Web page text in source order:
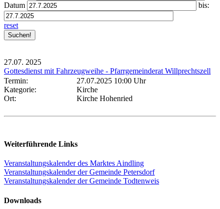
Datum
bis:
reset
27.07. 2025
Gottesdienst mit Fahrzeugweihe - Pfarrgemeinderat Willprechtszell
Termin:
27.07.2025 10:00 Uhr
Kategorie:
Kirche
Ort:
Kirche Hohenried
Weiterführende Links
Veranstaltungskalender des Marktes Aindling
Veranstaltungskalender der Gemeinde Petersdorf
Veranstaltungskalender der Gemeinde Todtenweis
Downloads